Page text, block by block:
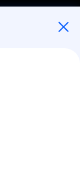
actuatoren voor